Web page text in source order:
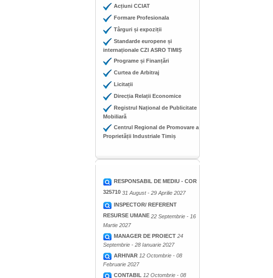
Acțiuni CCIAT
Formare Profesionala
Târguri și expoziții
Standarde europene și
internaționale CZI ASRO TIMIȘ
Programe și Finanțări
Curtea de Arbitraj
Licitații
Direcția Relații Economice
Registrul Național de Publicitate
Mobiliară
Centrul Regional de Promovare a
Proprietății Industriale Timiș
RESPONSABIL DE MEDIU - COR
325710 31 August - 29 Aprilie 2027
INSPECTOR/ REFERENT
RESURSE UMANE 22 Septembrie - 16
Martie 2027
MANAGER DE PROIECT 24
Septembrie - 28 Ianuarie 2027
ARHIVAR 12 Octombrie - 08
Februarie 2027
CONTABIL 12 Octombrie - 08